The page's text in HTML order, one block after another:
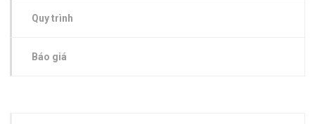
Quy trình
Báo giá